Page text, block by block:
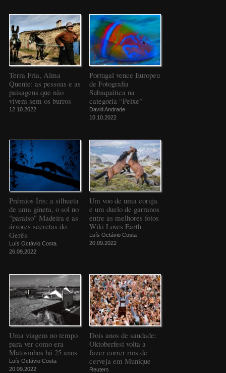
Terra Fria, Alma
Quente: as pessoas e as
paisagens que não
vivem sem os burros
12.10.2022
Portugal vence Europeu
de Fotografia
Subaquática na
categoria “Peixe”
David Andrade
10.10.2022
Prémios Iris: a silhueta
de uma gineta, o sol no
"paraíso" Madeira e as
árvores secretas do
Gerês
Luís Octávio Costa
26.09.2022
Um voo de uma coruja
e um duelo de garranos
entre as melhores fotos
Wiki Loves Earth
Luís Octávio Costa
20.09.2022
Uma viagem no tempo
para ver como era
Matosinhos há 25 anos
Luís Octávio Costa
20.09.2022
Dois anos de saudade:
Oktoberfest volta a
fazer correr rios de
cerveja em Munique
Reuters